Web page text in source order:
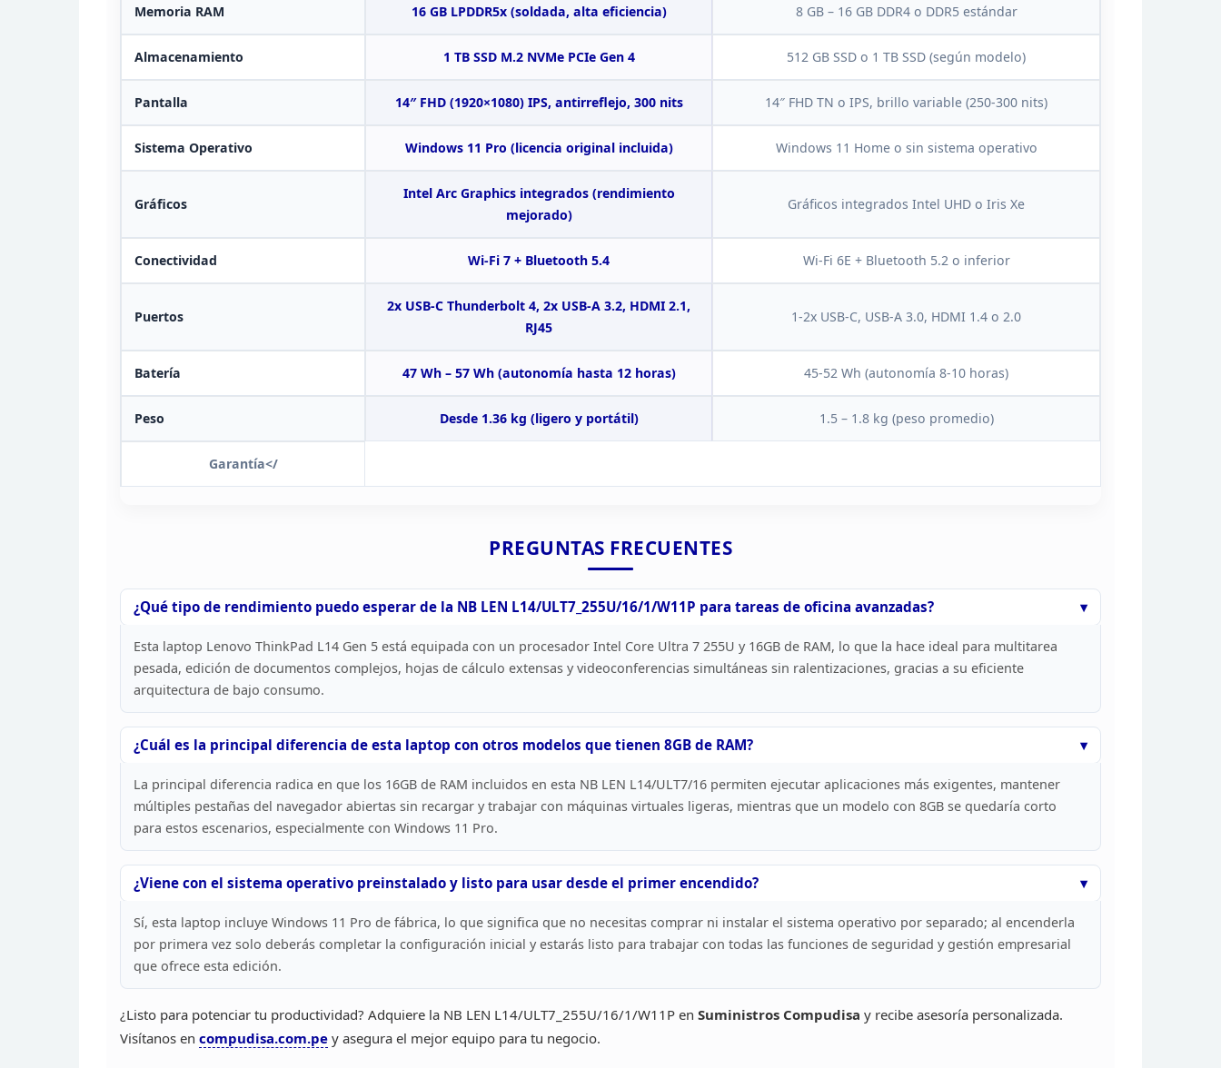
Memoria RAM 16 GB LPDDR5x (soldada, alta eficiencia) 8 GB – 16 GB DDR4 o DDR5 estándar
Almacenamiento 1 TB SSD M.2 NVMe PCIe Gen4 512 GB SSD o 1 TB SSD (según modelo)
Pantalla 14″ FHD(1920×1080) IPS, antirreflejo, 300 nits 14″ FHD TN o IPS, brillo variable (250-300 nits)
Sistema Operativo Windows 11 Pro (licencia original incluida) Windows 11 Home o sin sistema operativo
Gráficos
Intel Arc Graphics integrados (rendimiento
mejorado)
Gráficos integrados Intel UHD o Iris Xe
Conectividad Wi-Fi 7 + Bluetooth 5.4 Wi-Fi 6E + Bluetooth 5.2 o inferior
Puertos
2x USB-C Thunderbolt 4, 2x USB-A 3.2, HDMI 2.1,
RJ45
1-2x USB-C, USB-A 3.0, HDMI 1.4 o 2.0
Batería 47 Wh – 57 Wh (autonomía hasta 12horas) 45-52 Wh (autonomía 8-10 horas)
Peso Desde 1.36 kg (ligero y portátil) 1.5 – 1.8 kg (peso promedio)
Garantía</
PREGUNTAS FRECUENTES
¿Qué tipo de rendimiento puedo esperar de la NB LEN L14/ULT7_255U/16/1/W11P para tareas de oficina avanzadas?
Esta laptop Lenovo ThinkPad L14 Gen 5 está equipada con un procesador Intel Core Ultra 7 255U y 16GB de RAM, lo que la hace ideal para multitarea
pesada, edición de documentos complejos, hojas de cálculo extensas y videoconferencias simultáneas sin ralentizaciones, gracias a su eficiente
arquitectura de bajo consumo.
¿Cuál es la principal diferencia de esta laptop con otros modelos que tienen 8GB de RAM?
La principal diferencia radica en que los 16GB de RAM incluidos en esta NB LEN L14/ULT7/16 permiten ejecutar aplicaciones más exigentes, mantener
múltiples pestañas del navegador abiertas sin recargar ytrabajar con máquinas virtuales ligeras, mientras que un modelo con 8GB se quedaría corto
para estos escenarios, especialmente con Windows 11 Pro.
¿Viene con el sistema operativo preinstalado y listo para usar desde el primer encendido?
Sí, esta laptop incluye Windows 11 Pro de fábrica, lo que significa que no necesitas comprar ni instalar el sistema operativo por separado; al encenderla
por primera vez solo deberás completar la configuración inicial y estarás listo para trabajar con todas las funciones de seguridad y gestión empresarial
que ofrece esta edición.
¿Listo para potenciar tu productividad? Adquiere la NB LEN L14/ULT7_255U/16/1/W11P en Suministros Compudisa y recibe asesoría personalizada.
Visítanos en compudisa.com.pe y asegura el mejor equipo para tu negocio.